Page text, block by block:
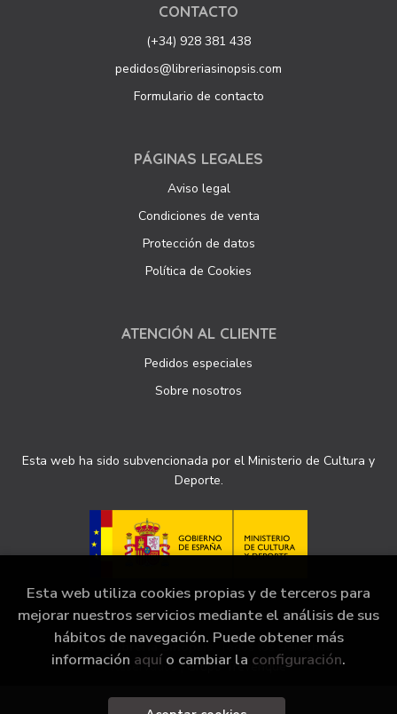
CONTACTO
(+34) 928 381 438
pedidos@libreriasinopsis.com
Formulario de contacto
PÁGINAS LEGALES
Aviso legal
Condiciones de venta
Protección de datos
Política de Cookies
ATENCIÓN AL CLIENTE
Pedidos especiales
Sobre nosotros
Esta web ha sido subvencionada por el Ministerio de Cultura y
Deporte.
2026 © Librería Sinopsis . Todos los Derechos
Reservados |Grupo Trevenque
Esta web utiliza cookies propias y de terceros para
mejorar nuestros servicios mediante el análisis de sus
hábitos de navegación. Puede obtener más
información aquí o cambiar la configuración.